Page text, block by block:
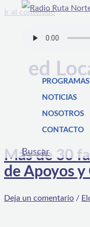
Ir al contenido
PROGRAMAS
NOTICIAS
NOSOTROS
CONTACTO
Buscar
ed
Más de 30
de Apoyos y
Deja un comentario /